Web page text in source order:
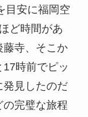
目安に福岡空
ど時間があ
藤寺、そこか
時前でピッ
発見したのだ
完璧な旅程